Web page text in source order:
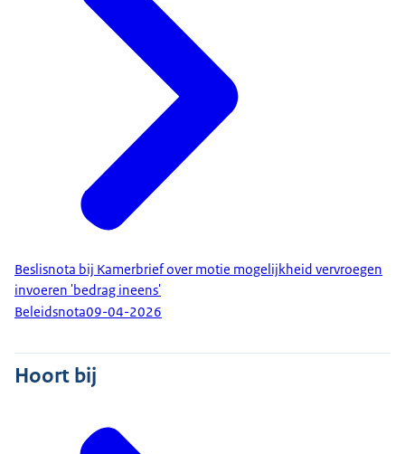
Beslisnota bij Kamerbrief over motie mogelijkheid vervroegen
invoeren 'bedrag ineens'
Beleidsnota09-04-2026
Hoort bij